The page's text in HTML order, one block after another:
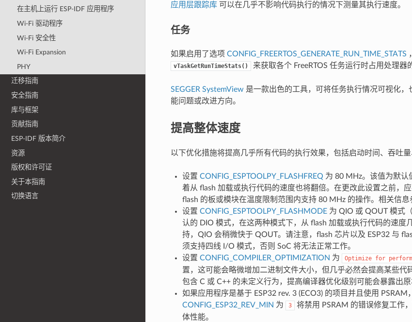
在主机上运行 ESP-IDF 应用程序
Wi-Fi 驱动程序
Wi-Fi 安全性
Wi-Fi Expansion
PHY
迁移指南
安全指南
库与框架
贡献指南
ESP-IDF 版本简介
资源
版权和许可证
关于本指南
切换语言
应用层跟踪库可以在几乎不影响代码执行的情况下测量其执行速度。
任务
如果启用了选项 CONFIG_FREERTOS_GENERATE_RUN_TIME_STATS
vTaskGetRunTimeStats() 来获取各个 FreeRTOS 任务运行时占用处理器
SEGGER SystemView 是一款出色的工具，可将任务执行情况可视化，
能问题或改进方向。
提高整体速度
以下优化措施将提高几乎所有代码的执行效果，包括启动时间、吞吐量
设置 CONFIG_ESPTOOLPY_FLASHFREQ 为 80 MHz。该值为默认
着从 flash 加载或执行代码的速度也将翻倍。在更改此设置之前，
flash 的板或模块在温度限制范围内支持 80 MHz 的操作。相关信息
设置 CONFIG_ESPTOOLPY_FLASHMODE为 QIO 或 QOUT 模式
认的 DIO 模式，在这两种模式下，从 flash 加载或执行代码的速度
持，QIO 会稍微快于 QOUT。请注意，flash 芯片以及 ESP32 与
须支持四线 I/O 模式，否则 SoC 将无法正常工作。
设置 CONFIG_COMPILER_OPTIMIZATION 为 Optimize for
置，这可能会略微增加二进制文件大小，但几乎必然会提高某些代
包含 C 或 C++ 的未定义行为，提高编译器优化级别可能会暴露出原
如果应用程序是基于 ESP32 rev. 3 (ECO3) 的项目并且使用 PSRAM
CONFIG_ESP32_REV_MIN 为 3
将禁用 PSRAM 的错误修复工作
体性能。